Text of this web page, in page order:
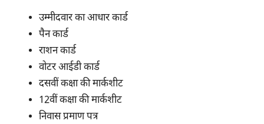
उम्मीदवार का आधार कार्ड
पैन कार्ड
राशन कार्ड
वोटर आईडी कार्ड
दसवीं कक्षा की मार्कशीट
12वीं कक्षा की मार्कशीट
निवास प्रमाण पत्र